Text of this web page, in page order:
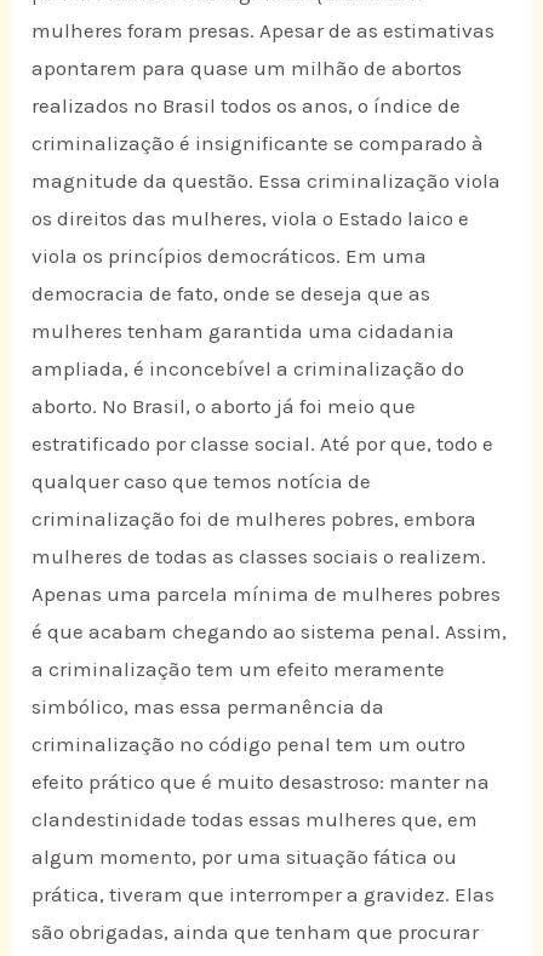
mulheres foram presas. Apesar de as estimativas
apontarem para quase um milhão de abortos
realizados no Brasil todos os anos, o índice de
criminalização é insignificante se comparado à
magnitude da questão. Essa criminalização viola
os direitos das mulheres, viola o Estado laico e
viola os princípios democráticos. Em uma
democracia de fato, onde se deseja que as
mulheres tenham garantida uma cidadania
ampliada, é inconcebível a criminalização do
aborto. No Brasil, o aborto já foi meio que
estratificado por classe social. Até por que, todo e
qualquer caso que temos notícia de
criminalização foi de mulheres pobres, embora
mulheres de todas as classes sociais o realizem.
Apenas uma parcela mínima de mulheres pobres
é que acabam chegando ao sistema penal. Assim,
a criminalização tem um efeito meramente
simbólico, mas essa permanência da
criminalização no código penal tem um outro
efeito prático que é muito desastroso: manter na
clandestinidade todas essas mulheres que, em
algum momento, por uma situação fática ou
prática, tiveram que interromper a gravidez. Elas
são obrigadas, ainda que tenham que procurar